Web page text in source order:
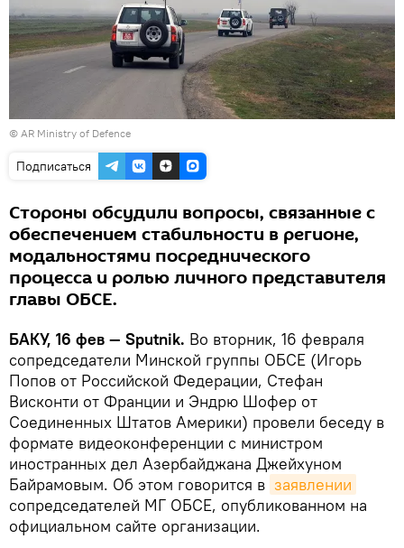
© AR Ministry of Defence
Подписаться
Стороны обсудили вопросы, связанные с
обеспечением стабильности в регионе,
модальностями посреднического
процесса и ролью личного представителя
главы ОБСЕ.
БАКУ, 16 фев — Sputnik. Во вторник, 16 февраля
сопредседатели Минской группы ОБСЕ (Игорь
Попов от Российской Федерации, Стефан
Висконти от Франции и Эндрю Шофер от
Соединенных Штатов Америки) провели беседу в
формате видеоконференции с министром
иностранных дел Азербайджана Джейхуном
Байрамовым. Об этом говорится в заявлении
сопредседателей МГ ОБСЕ, опубликованном на
официальном сайте организации.